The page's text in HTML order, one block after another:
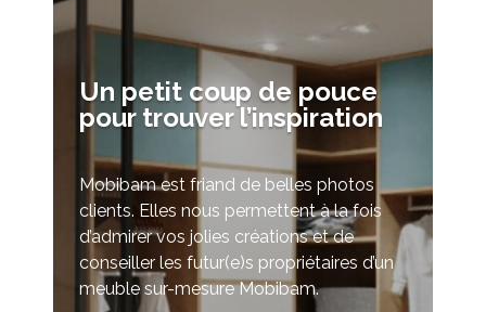
Un petit coup de pouce
pour trouver l’inspiration
Mobibam est friand de belles photos
clients. Elles nous permettent à la fois
d’admirer vos jolies créations et de
conseiller les futur(e)s propriétaires d’un
meuble sur-mesure Mobibam.